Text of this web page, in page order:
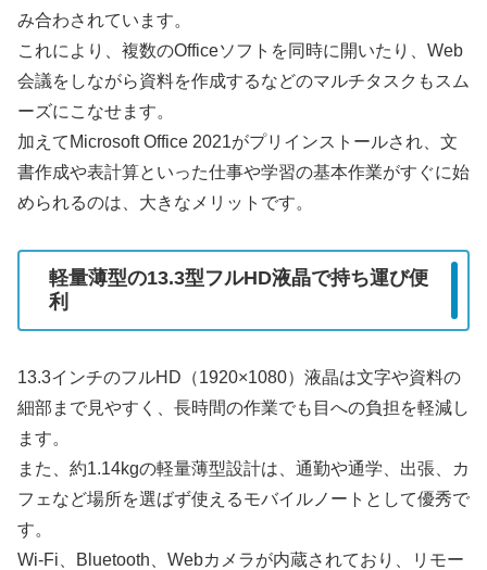
み合わされています。
これにより、複数のOfficeソフトを同時に開いたり、Web
会議をしながら資料を作成するなどのマルチタスクもスム
ーズにこなせます。
加えてMicrosoft Office 2021がプリインストールされ、文
書作成や表計算といった仕事や学習の基本作業がすぐに始
められるのは、大きなメリットです。
軽量薄型の13.3型フルHD液晶で持ち運び便
利
13.3インチのフルHD（1920×1080）液晶は文字や資料の
細部まで見やすく、長時間の作業でも目への負担を軽減し
ます。
また、約1.14kgの軽量薄型設計は、通勤や通学、出張、カ
フェなど場所を選ばず使えるモバイルノートとして優秀で
す。
Wi-Fi、Bluetooth、Webカメラが内蔵されており、リモー